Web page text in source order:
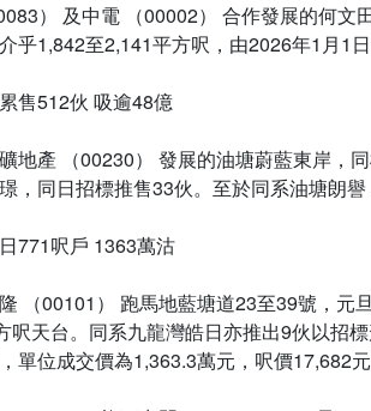
） 及中電 （00002） 合作發展的何文
乎1,842至2,141平方呎，由2026年1月1日
售512伙 吸逾48億
地產 （00230） 發展的油塘蔚藍東岸，
，同日招標推售33伙。至於同系油塘朗
771呎戶 1363萬沽
（00101） 跑馬地藍塘道23至39號，
呎天台。同系九龍灣皓日亦推出9伙以招
單位成交價為1,363.3萬元，呎價17,682元